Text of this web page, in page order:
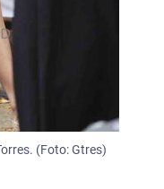
(Foto: Gtres)